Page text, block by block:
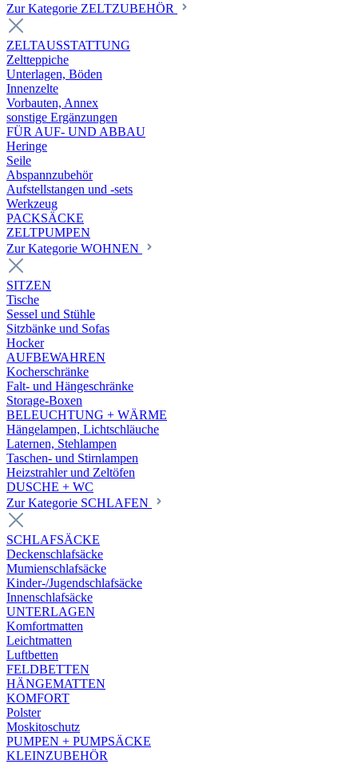
Zur Kategorie ZELTZUBEHÖR
ZELTAUSSTATTUNG
Zeltteppiche
Unterlagen, Böden
Innenzelte
Vorbauten, Annex
sonstige Ergänzungen
FÜR AUF- UND ABBAU
Heringe
Seile
Abspannzubehör
Aufstellstangen und -sets
Werkzeug
PACKSÄCKE
ZELTPUMPEN
Zur Kategorie WOHNEN
SITZEN
Tische
Sessel und Stühle
Sitzbänke und Sofas
Hocker
AUFBEWAHREN
Kocherschränke
Falt- und Hängeschränke
Storage-Boxen
BELEUCHTUNG + WÄRME
Hängelampen, Lichtschläuche
Laternen, Stehlampen
Taschen- und Stirnlampen
Heizstrahler und Zeltöfen
DUSCHE + WC
Zur Kategorie SCHLAFEN
SCHLAFSÄCKE
Deckenschlafsäcke
Mumienschlafsäcke
Kinder-/Jugendschlafsäcke
Innenschlafsäcke
UNTERLAGEN
Komfortmatten
Leichtmatten
Luftbetten
FELDBETTEN
HÄNGEMATTEN
KOMFORT
Polster
Moskitoschutz
PUMPEN + PUMPSÄCKE
KLEINZUBEHÖR